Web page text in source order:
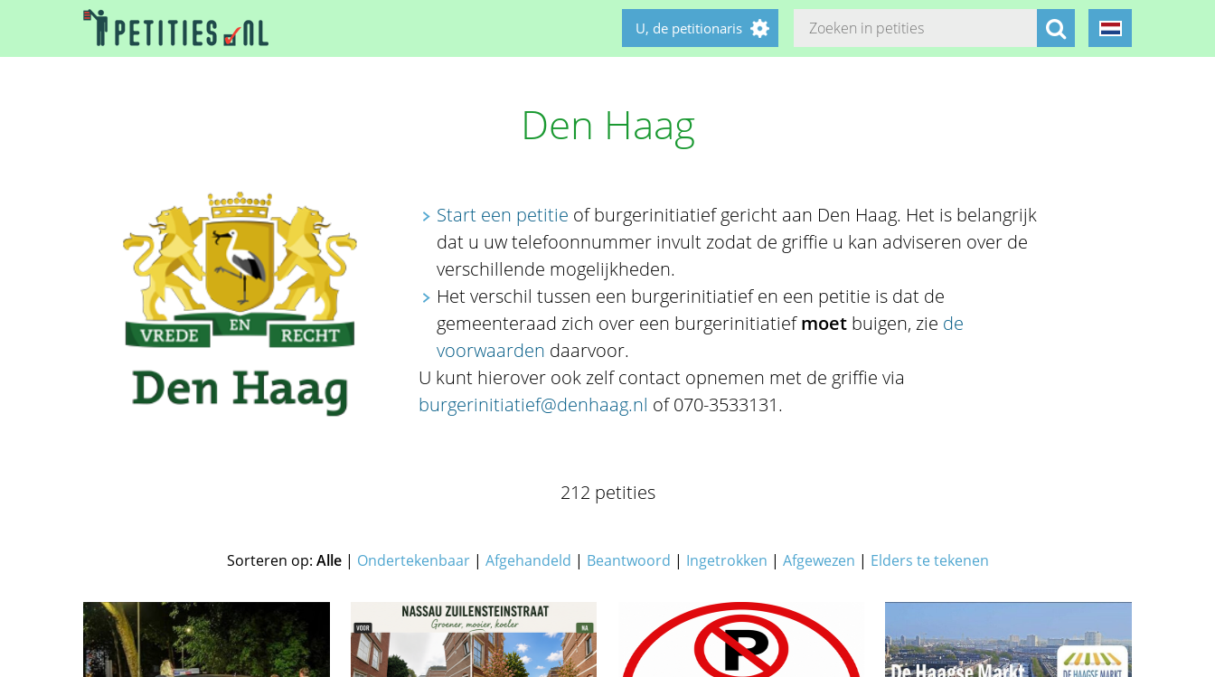
U, de petitionaris
Den Haag
Start een petitie of burgerinitiatief gericht aan Den Haag. Het is belangrijk
dat u uw telefoonnummer invult zodat de griffie u kan adviseren over de
verschillende mogelijkheden.
Het verschil tussen een burgerinitiatief en een petitie is dat de
gemeenteraad zich over een burgerinitiatiefmoet buigen, zie de
voorwaarden daarvoor.
U kunt hierover ook zelf contact opnemen met de griffie via
burgerinitiatief@denhaag.nl of 070-3533131.
212 petities
Sorteren op: Alle| Ondertekenbaar| Afgehandeld | Beantwoord | Ingetrokken | Afgewezen | Elders te tekenen